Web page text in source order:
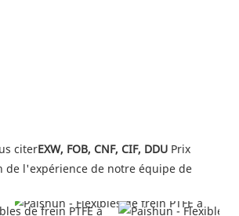
citerEXW, FOB, CNF, CIF, DDU Prix ​​
de l'expérience de notre équipe de